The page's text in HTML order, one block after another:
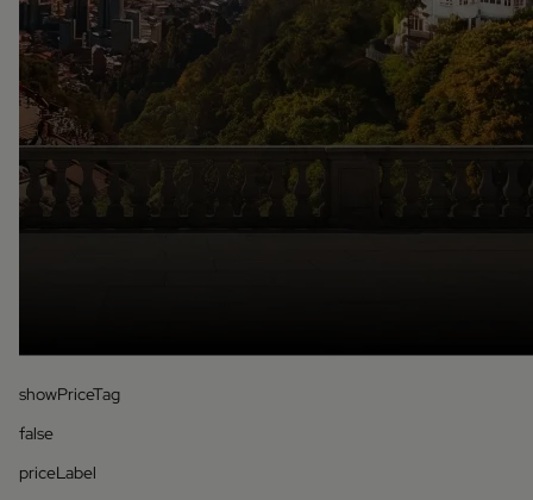
showPriceTag
false
priceLabel